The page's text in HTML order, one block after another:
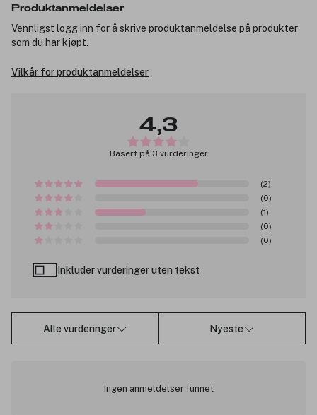
Produktanmeldelser
Vennligst logg inn for å skrive produktanmeldelse på produkter
som du har kjøpt.
Vilkår for produktanmeldelser
4,3
Basert på 3 vurderinger
(2)
(0)
(1)
(0)
(0)
Inkluder vurderinger uten tekst
Alle vurderinger Nyeste
Ingen anmeldelser funnet